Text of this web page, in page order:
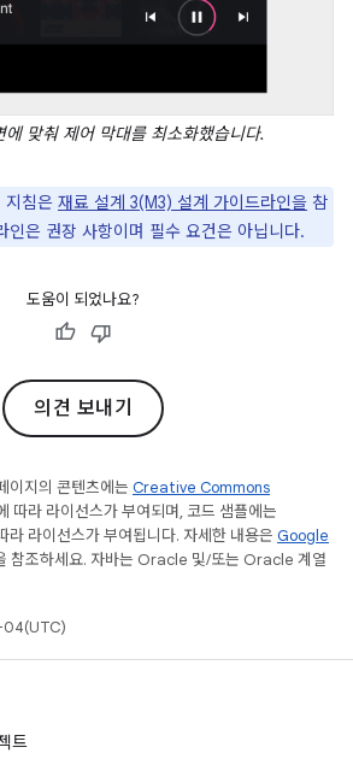
에 맞춰 제어 막대를 최소화했습니다.
지침은 재료 설계 3(M3) 설계 가이드라인을 참
인은 권장 사항이며 필수 요건은 아닙니다.
도움이 되었나요?
의견 보내기
이지의 콘텐츠에는 Creative Commons
따라 라이선스가 부여되며, 코드 샘플에는
라 라이선스가 부여됩니다. 자세한 내용은 Google
참조하세요. 자바는 Oracle 및/또는 Oracle 계열
04(UTC)
트